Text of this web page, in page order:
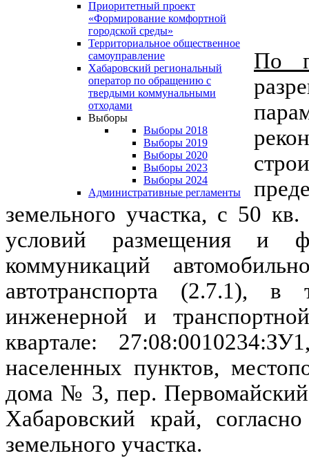
Приоритетный проект
«Формирование комфортной
городской среды»
Территориальное общественное
самоуправление
Хабаровский региональный
оператор по обращению с
твердыми коммунальными
отходами
Выборы
Выборы 2018
Выборы 2019
Выборы 2020
Выборы 2023
Выборы 2024
Административные регламенты
По
земельного участка, с 50
условий размещения и
коммуникаций
автотранспорта (2.7.1), в
инженерной и
квартале:
населенных пунктов,
дома № 3, пер.
Хабаровский край,
земельного участка.